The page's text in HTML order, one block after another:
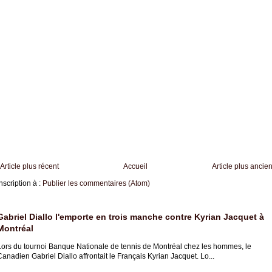
Article plus récent Article plus ancien
Accueil
à : Publier les commentaires (Atom)
Diallo l'emporte en trois manche contre Kyrian Jacquet à
du tournoi Banque Nationale de tennis de Montréal chez les hommes, le
Gabriel Diallo affrontait le Français Kyrian Jacquet. Lo...